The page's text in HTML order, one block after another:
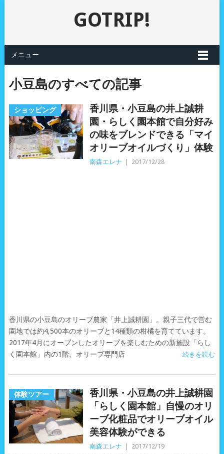
GOTRIP!
メニュー
小豆島のすべての記事
ショッピング
香川県・小豆島の井上誠耕
園・らしく園本館で自分好み
の味をブレンドできる「マイ
オリーブオイルづくり」体験
南森エレナ 2017/12/28
香川県の小豆島のオリーブ農家「井上誠耕園」。親子三代で営む
園地では約4,500本のオリーブと14種類の柑橘を育てています。
2017年4月にオープンしたオリーブを楽しむための新施設「らし
く園本館」内の1階、オリーブ専門店
続きを読む
体験ツアー
香川県・小豆島の井上誠耕園
「らしく園本館」自慢のオリ
ーブ化粧品でオリーブオイル
美容体験ができる
南森エレナ 2017/12/19